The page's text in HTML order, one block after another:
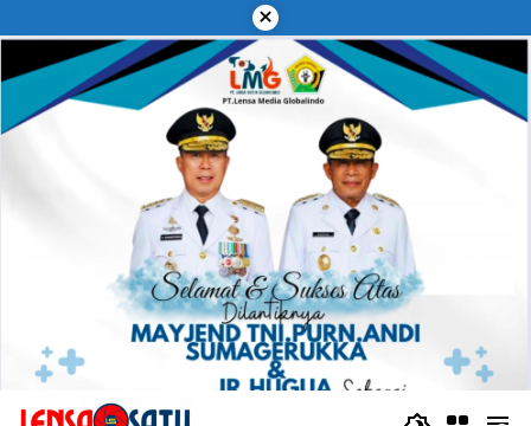
ke
konten
×